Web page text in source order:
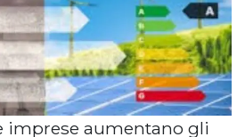
imprese aumentano gli